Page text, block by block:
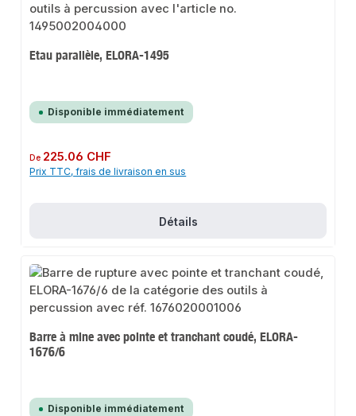
Etau parallèle, ELORA-1495
Disponible immédiatement
Prix régulier :
De 225.06 CHF
Prix TTC, frais de livraison en sus
Détails
Barre à mine avec pointe et tranchant coudé, ELORA-
1676/6
Disponible immédiatement